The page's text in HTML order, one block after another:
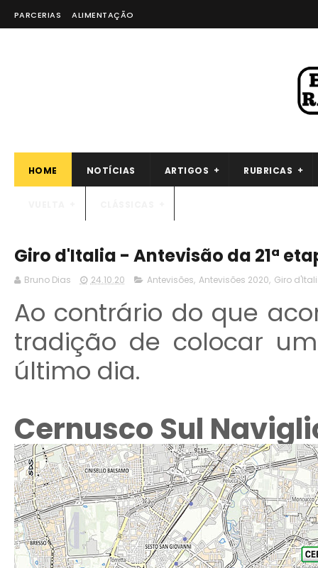
PARCERIAS ALIMENTAÇÃO
HOME NOTÍCIAS ARTIGOS RUBRICAS
Giro d'Italia - Antevisão da 21ª
Bruno Dias 24.10.20 Antevisões, Antevisões 2020, Giro
Ao contrário do que
tradição de colocar
último dia.
Cernusco Sul